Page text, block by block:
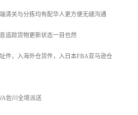
清关与分拣均有配华人更方便无缝沟通
追踪货物更新状态一目也然
件，入海外仓货件，入日本FBA亚马逊仓
佐川全境派送